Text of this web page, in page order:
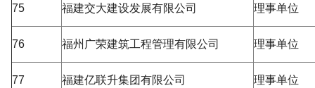
75 福建交大建设发展有限公司 理事单位
76 福州广荣建筑工程管理有限公司 理事单位
77 福建亿联升集团有限公司 理事单位